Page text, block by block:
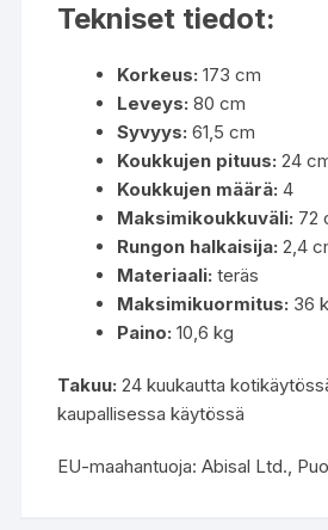
Tekniset tiedot:
Korkeus: 173 cm
Leveys: 80 cm
Syvyys: 61,5 cm
Koukkujen pituus: 24
Koukkujen määrä: 4
Maksimikoukkuväli: 72
Rungon halkaisija: 2,4
Materiaali: teräs
Maksimikuormitus: 36
Paino: 10,6 kg
Takuu: 24 kuukautta
kaupallisessa käytössä
EU-maahantuoja: Abisal Ltd.,